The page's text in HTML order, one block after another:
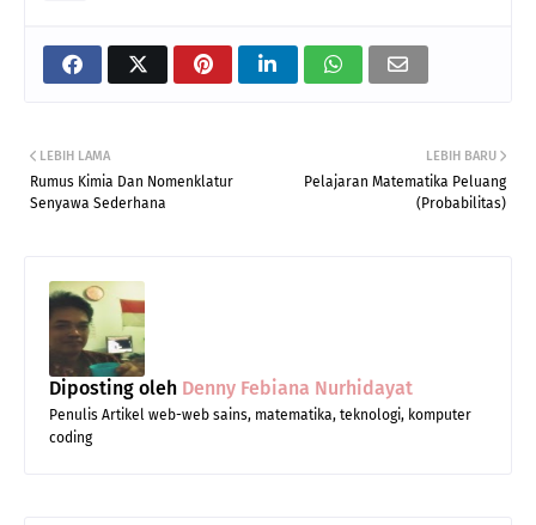
LEBIH BARU
Pelajaran Matematika Peluang
(Probabilitas)
LEBIH LAMA
Rumus Kimia Dan Nomenklatur
Senyawa Sederhana
Diposting oleh Denny Febiana Nurhidayat
Penulis Artikel web-web sains, matematika, teknologi, komputer
coding